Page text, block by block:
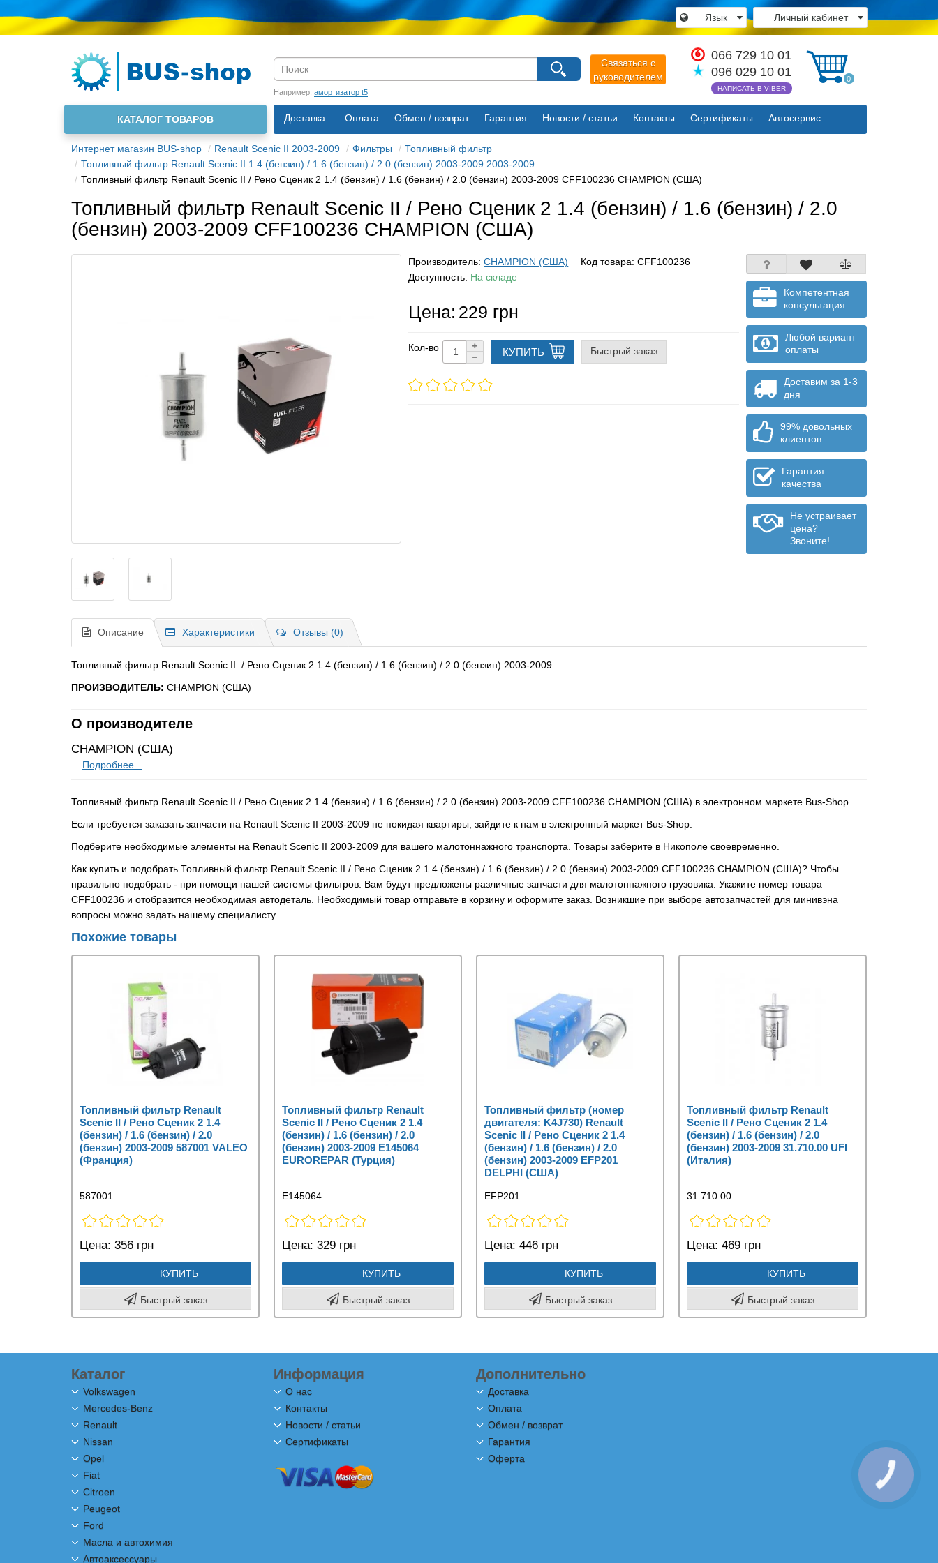
Личный кабинет
Язык
Связаться с
руководителем
066 729 10 01
096 029 10 01
НАПИСАТЬ В VIBER
0
Например: амортизатор t5
Доставка Оплата Обмен / возврат Гарантия Новости / статьи Контакты Сертификаты Автосервис
О нас
КАТАЛОГ ТОВАРОВ
Интернет магазин BUS-shop Renault Scenic II 2003-2009 Фильтры
Топливный фильтр
Топливный фильтр Renault Scenic II 1.4 (бензин) / 1.6 (бензин) / 2.0 (бензин) 2003-2009 2003-2009
Топливный фильтр Renault Scenic II / Рено Сценик 2 1.4 (бензин) / 1.6 (бензин) / 2.0 (бензин) 2003-2009 CFF100236 CHAMPION (США)
×
Язык магазина
Выберите пожалуйста язык магазина
Топливный фильтр Renault Scenic II / Рено Сценик 2 1.4 (бензин) / 1.6 (бензин) / 2.0
(бензин) 2003-2009 CFF100236 CHAMPION (США)
Производитель:CHAMPION (США) Код товара: CFF100236
Доступность: На складе
Цена: 229 грн
Кол-во КУПИТЬ Быстрый заказ
Компетентная
консультация
Любой вариант
оплаты
Доставим за 1-3
дня
99% довольных
клиентов
Гарантия
качества
Не устраивает
цена?
Звоните!
Описание Характеристики Отзывы (0)
Топливный фильтр Renault Scenic II / Рено Сценик 2 1.4 (бензин) / 1.6 (бензин) / 2.0 (бензин) 2003-2009.
ПРОИЗВОДИТЕЛЬ: CHAMPION (США)
О производителе
CHAMPION (США)
... Подробнее...
Топливный фильтр Renault Scenic II / Рено Сценик 2 1.4 (бензин) / 1.6 (бензин) / 2.0 (бензин) 2003-2009 CFF100236 CHAMPION (США) в электронном маркете Bus-Shop.
Если требуется заказать запчасти на Renault Scenic II 2003-2009 не покидая квартиры, зайдите к нам в электронный маркет Bus-Shop.
Подберите необходимые элементы на Renault Scenic II 2003-2009 для вашего малотоннажного транспорта. Товары заберите в Никополе своевременно.
Как купить и подобрать Топливный фильтр Renault Scenic II / Рено Сценик 2 1.4 (бензин) / 1.6 (бензин) / 2.0 (бензин) 2003-2009 CFF100236 CHAMPION (США)? Чтобы
правильно подобрать - при помощи нашей системы фильтров. Вам будут предложены различные запчасти для малотоннажного грузовика. Укажите номер товара
CFF100236 и отобразится необходимая автодеталь. Необходимый товар отправьте в корзину и оформите заказ. Возникшие при выборе автозапчастей для минивэна
вопросы можно задать нашему специалисту.
Похожие товары
Топливный фильтр Renault
Scenic II / Рено Сценик 2 1.4
(бензин) / 1.6 (бензин) / 2.0
(бензин) 2003-2009 587001 VALEO
(Франция)
587001
Цена: 356 грн
КУПИТЬ
Быстрый заказ
Топливный фильтр Renault
Scenic II / Рено Сценик 2 1.4
(бензин) / 1.6 (бензин) / 2.0
(бензин) 2003-2009 E145064
EUROREPAR (Турция)
E145064
Цена: 329 грн
КУПИТЬ
Быстрый заказ
Топливный фильтр (номер
двигателя: K4J730) Renault
Scenic II / Рено Сценик 2 1.4
(бензин) / 1.6 (бензин) / 2.0
(бензин) 2003-2009 EFP201
DELPHI (США)
EFP201
Цена: 446 грн
КУПИТЬ
Быстрый заказ
Топливный фильтр Renault
Scenic II / Рено Сценик 2 1.4
(бензин) / 1.6 (бензин) / 2.0
(бензин) 2003-2009 31.710.00 UFI
(Италия)
31.710.00
Цена: 469 грн
КУПИТЬ
Быстрый заказ
Каталог
Volkswagen
Mercedes-Benz
Renault
Nissan
Opel
Fiat
Citroen
Peugeot
Ford
Масла и автохимия
Автоаксессуары
Информация
О нас
Контакты
Новости / статьи
Сертификаты
Дополнительно
Доставка
Оплата
Обмен / возврат
Гарантия
Оферта